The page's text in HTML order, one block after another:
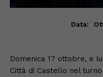
Data:
Domenica 17 ottobre, e
Città di Castello nel